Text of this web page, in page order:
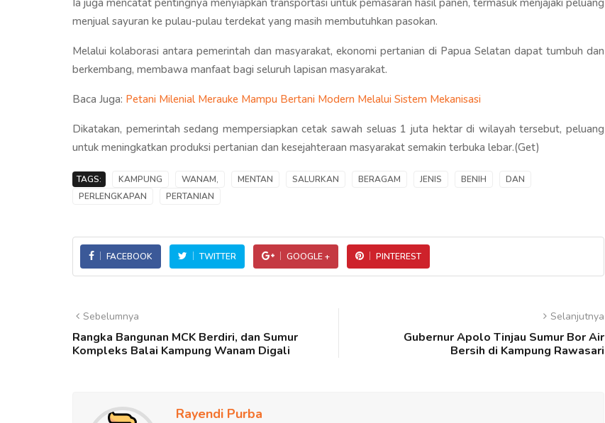
menjual sayuran ke pulau-pulau terdekat yang masih membutuhkan pasokan.
Melalui kolaborasi antara pemerintah dan masyarakat, ekonomi pertanian di Papua Selatan dapat tumbuh dan
berkembang, membawa manfaat bagi seluruh lapisan masyarakat.
Baca Juga: Petani Milenial Merauke Mampu Bertani Modern Melalui Sistem Mekanisasi
Dikatakan, pemerintah sedang mempersiapkan cetak sawah seluas 1 juta hektar di wilayah tersebut, peluang
untuk meningkatkan produksi pertanian dan kesejahteraan masyarakat semakin terbuka lebar.(Get)
TAGS: KAMPUNG WANAM, MENTAN SALURKAN BERAGAM JENIS BENIH
DAN
PERLENGKAPAN
PERTANIAN
FACEBOOK TWITTER GOOGLE + PINTEREST
Sebelumnya
Rangka Bangunan MCK Berdiri, dan Sumur
Kompleks Balai Kampung Wanam Digali
Selanjutnya
Gubernur Apolo Tinjau Sumur Bor Air
Bersih di Kampung Rawasari
Rayendi Purba